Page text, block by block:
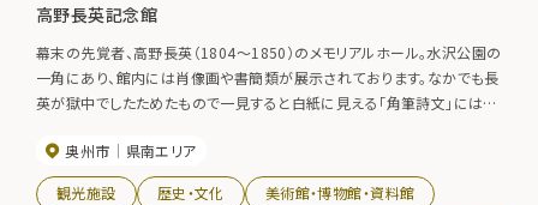
高野長英記念館
幕末の先覚者、高野長英（1804～1850）のメモリアルホール。水沢公園の
一角にあり、館内には肖像画や書簡類が展示されております。なかでも長
英が獄中でしたためたもので一見すると白紙に見える「角筆詩文」には脱
となっています。 館内の資料の多くが国の重要文化財に指定されてい
ます。
奥州市 県南エリア
観光施設 歴史・文化 美術館・博物館・資料館